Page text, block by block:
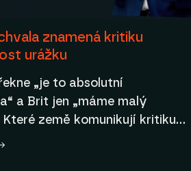
znamená kritiku
urážku
„je to absolutní
a Brit jen „máme malý
Které země komunikují kritiku…